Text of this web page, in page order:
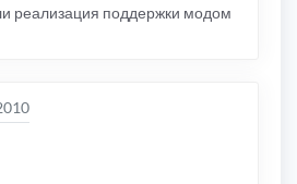
реализация поддержки модом